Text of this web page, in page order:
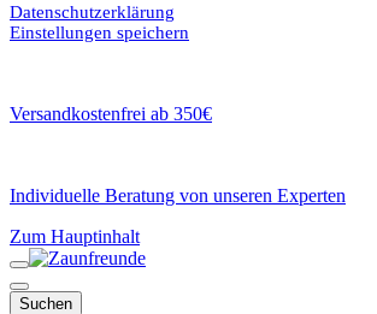
Datenschutzerklärung
Einstellungen speichern
Versandkostenfrei ab 350€
Individuelle Beratung von unseren Experten
Zum Hauptinhalt
Suchen